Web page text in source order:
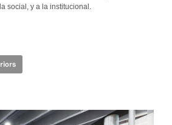
social, y a la institucional.